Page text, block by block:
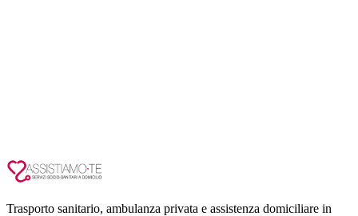
Trasporto sanitario, ambulanza privata e assistenza domiciliare in